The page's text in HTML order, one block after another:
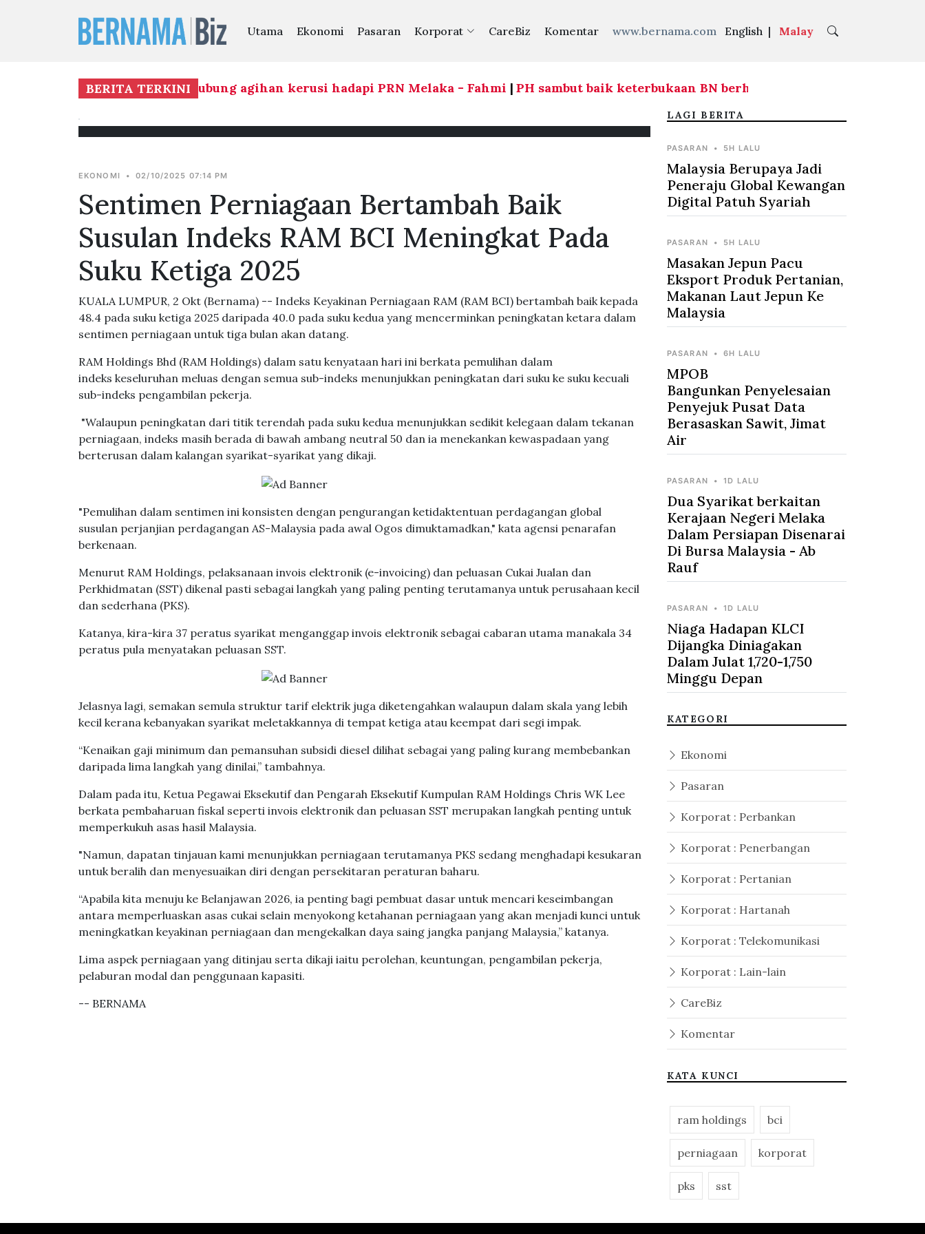
Utama Ekonomi Pasaran Korporat CareBiz Komentar www.bernama.com English | Malay
BERITA TERKINI
baik keterbukaan BN berhubung agihan kerusi hadapi PRN Melaka - Fahmi|PH sambut baik keterbukaan BN berhubung agihan kerusi hadapi
EKONOMI • 02/10/2025 07:14 PM
Sentimen Perniagaan Bertambah Baik
Susulan Indeks RAM BCI Meningkat Pada
Suku Ketiga 2025
KUALA LUMPUR, 2 Okt (Bernama) -- Indeks Keyakinan Perniagaan RAM (RAM BCI) bertambah baik kepada
48.4 pada suku ketiga 2025 daripada 40.0 pada suku kedua yang mencerminkan peningkatan ketara dalam
sentimen perniagaan untuk tiga bulan akan datang.
RAM Holdings Bhd (RAM Holdings) dalam satu kenyataan hari ini berkata pemulihan dalam
indeks keseluruhan meluas dengan semua sub-indeks menunjukkan peningkatan dari suku ke suku kecuali
sub-indeks pengambilan pekerja.
"Walaupun peningkatan dari titik terendah pada suku kedua menunjukkan sedikit kelegaan dalam tekanan
perniagaan, indeks masih berada di bawah ambang neutral 50 dan ia menekankan kewaspadaan yang
berterusan dalam kalangan syarikat-syarikat yang dikaji.
"Pemulihan dalam sentimen ini konsisten dengan pengurangan ketidaktentuan perdagangan global
susulan perjanjian perdagangan AS-Malaysia pada awal Ogos dimuktamadkan," kata agensi penarafan
berkenaan.
Menurut RAM Holdings, pelaksanaan invois elektronik (e-invoicing) dan peluasan Cukai Jualan dan
Perkhidmatan (SST) dikenal pasti sebagai langkah yang paling penting terutamanya untuk perusahaan kecil
dan sederhana (PKS).
Katanya, kira-kira 37 peratus syarikat menganggap invois elektronik sebagai cabaran utama manakala 34
peratus pula menyatakan peluasan SST.
Jelasnya lagi, semakan semula struktur tarif elektrik juga diketengahkan walaupun dalam skala yang lebih
kecil kerana kebanyakan syarikat meletakkannya di tempat ketiga atau keempat dari segi impak.
“Kenaikan gaji minimum dan pemansuhan subsidi diesel dilihat sebagai yang paling kurang membebankan
daripada lima langkah yang dinilai,” tambahnya.
Dalam pada itu, Ketua Pegawai Eksekutif dan Pengarah Eksekutif Kumpulan RAM Holdings Chris WK Lee
berkata pembaharuan fiskal seperti invois elektronik dan peluasan SST merupakan langkah penting untuk
memperkukuh asas hasil Malaysia.
"Namun, dapatan tinjauan kami menunjukkan perniagaan terutamanya PKS sedang menghadapi kesukaran
untuk beralih dan menyesuaikan diri dengan persekitaran peraturan baharu.
“Apabila kita menuju ke Belanjawan 2026, ia penting bagi pembuat dasar untuk mencari keseimbangan
antara memperluaskan asas cukai selain menyokong ketahanan perniagaan yang akan menjadi kunci untuk
meningkatkan keyakinan perniagaan dan mengekalkan daya saing jangka panjang Malaysia,” katanya.
Lima aspek perniagaan yang ditinjau serta dikaji iaitu perolehan, keuntungan, pengambilan pekerja,
pelaburan modal dan penggunaan kapasiti.
-- BERNAMA
LAGI BERITA
PASARAN • 5H LALU
Malaysia Berupaya Jadi
Peneraju Global Kewangan
Digital Patuh Syariah
PASARAN • 5H LALU
Masakan Jepun Pacu
Eksport Produk Pertanian,
Makanan Laut Jepun Ke
Malaysia
PASARAN • 6H LALU
MPOB
Bangunkan Penyelesaian
Penyejuk Pusat Data
Berasaskan Sawit, Jimat
Air
PASARAN • 1D LALU
Dua Syarikat berkaitan
Kerajaan Negeri Melaka
Dalam Persiapan Disenarai
Di Bursa Malaysia - Ab
Rauf
PASARAN • 1D LALU
Niaga Hadapan KLCI
Dijangka Diniagakan
Dalam Julat 1,720-1,750
Minggu Depan
KATEGORI
Ekonomi
Pasaran
Korporat : Perbankan
Korporat : Penerbangan
Korporat : Pertanian
Korporat : Hartanah
Korporat : Telekomunikasi
Korporat : Lain-lain
CareBiz
Komentar
KATA KUNCI
ram holdings bci
perniagaan korporat
pks sst